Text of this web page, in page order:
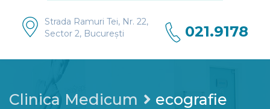
Strada Ramuri Tei, Nr. 22,
Sector 2, București
021.9178
Clinica Medicum ecografie